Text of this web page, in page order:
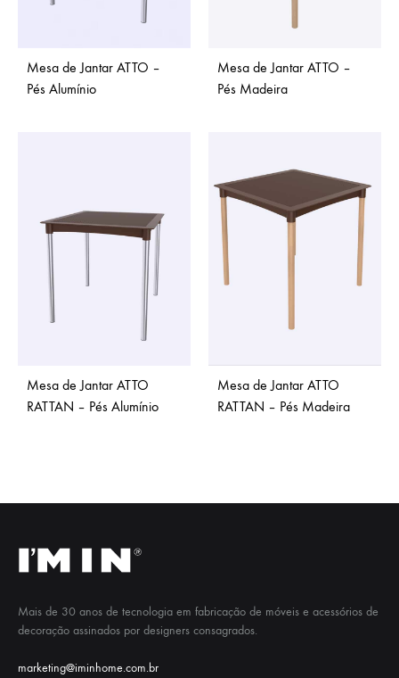
Mesa de Jantar ATTO –
Pés Alumínio
Mesa de Jantar ATTO –
Pés Madeira
Mesa de Jantar ATTO
RATTAN – Pés Alumínio
Mesa de Jantar ATTO
RATTAN – Pés Madeira
Mais de 30 anos de tecnologia em fabricação de móveis e acessórios de
decoração assinados por designers consagrados.
marketing@iminhome.com.br